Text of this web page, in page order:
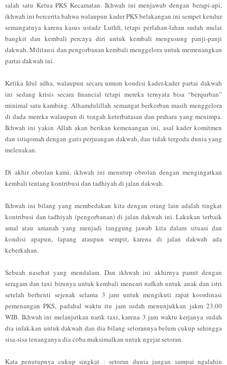
salah satu Ketua PKS Kecamatan. Ikhwah ini menjawab dengan berapi-api,
ikhwah ini bercerita bahwa walaupun kader PKS belakangan ini sempet kendur
semangatnya karena kasus ustadz Luthfi, tetapi perlahan-lahan sudah mulai
bangkit dan kembali percaya diri untuk kembali mengusung panji-panji
dakwah. Militansi dan pengorbanan kembali menggelora untuk memenangkan
partai dakwah ini.
Ketika Idul adha, walaupun secara umum kondisi kader-kader partai dakwah
ini sedang krisis secara financial tetapi mereka ternyata bisa “berqurban”
minimal satu kambing. Alhamdulillah semangat berkorban masih menggelora
di dada mereka walaupun di tengah keterbatasan dan prahara yang menimpa.
Ikhwah ini yakin Allah akan berikan kemenangan ini, asal kader komitmen
dan istiqomah dengan garis perjuangan dakwah, dan tidak tergoda dunia yang
melenakan.
Di akhir obrolan kami, ikhwah ini menutup obrolan dengan mengingatkan
kembali tentang kontribusi dan tadhiyah di jalan dakwah.
Ikhwah ini bilang yang membedakan kita dengan orang lain adalah tingkat
kontribusi dan tadhiyah (pengorbanan) di jalan dakwah ini. Lakukan terbaik
amal atau amanah yang menjadi tanggung jawab kita dalam situasi dan
kondisi apapun, lapang ataupun sempit, karena di jalan dakwah ada
keberkahan.
Sebuah nasehat yang mendalam. Dan ikhwah ini akhirnya pamit dengan
seragam dan taxi birunya untuk kembali mencari nafkah untuk anak dan istri
setelah berhenti sejenak selama 3 jam untuk mengikuti rapat koordinasi
pemenangan PKS, padahal waktu itu jam sudah menunjukkan jakm 23.00
WIB. Ikhwah ini melanjutkan narik taxi, karena 3 jam waktu kerjanya sudah
dia infak-kan untuk dakwah dan dia bilang setorannya belum cukup sehingga
sisa-sisa tenanganya dia coba maksimalkan untuk ngejar setoran.
Kata penutupnya cukup singkat : setoran dunia jangan sampai ngalahin